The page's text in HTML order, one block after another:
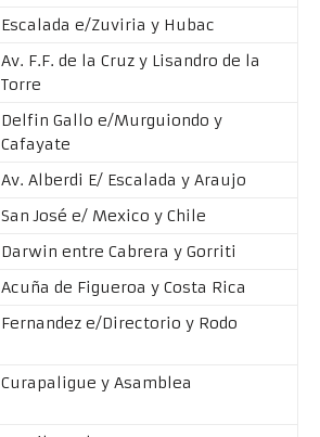
Escalada e/Zuviria y Hubac
Av. F.F. de la Cruz y Lisandro de la
Torre
Delfin Gallo e/Murguiondo y
Cafayate
Av. Alberdi E/ Escalada y Araujo
San José e/ Mexico y Chile
Darwin entre Cabrera y Gorriti
Acuña de Figueroa y Costa Rica
Fernandez e/Directorio y Rodo
Curapaligue y Asamblea